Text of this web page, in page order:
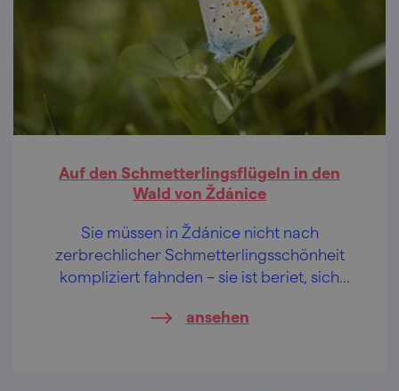
Auf den Schmetterlingsflügeln in den
Wald von Ždánice
Sie müssen in Ždánice nicht nach
zerbrechlicher Schmetterlingsschönheit
kompliziert fahnden – sie ist beriet, sich
ansehen